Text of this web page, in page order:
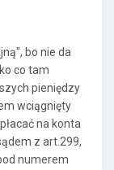
bo nie da
co tam
pieniędzy
wciągnięty
na konta
z art.299,
numerem